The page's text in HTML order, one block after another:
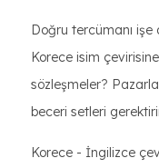
Doğru tercümanı işe
Korece isim
sözleşmeler?
beceri setleri
Korece - İngilizce